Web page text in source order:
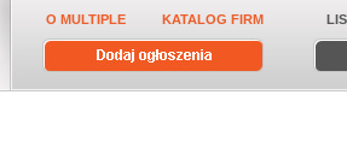
O MULTIPLE KATALOG FIRM